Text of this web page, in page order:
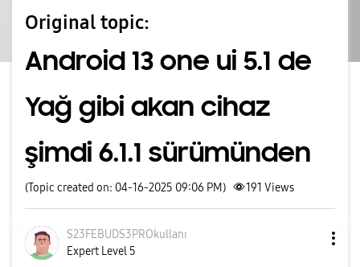
Original topic:
Android 13 one ui 5.1 de
Yağ gibi akan cihaz
şimdi 6.1.1 sürümünden
(Topic created on: 04-16-2025 09:06 PM) 191 Views
S23FEBUDS3PROkullanı
Expert Level 5